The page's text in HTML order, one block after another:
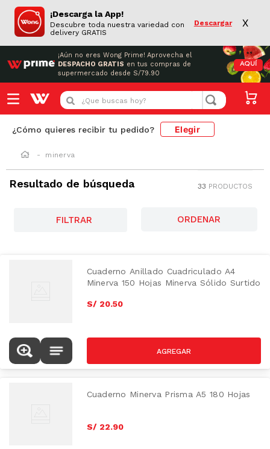
¡Descarga la App!
Descubre toda nuestra variedad con
delivery GRATIS
Descargar X
¡Aún no eres Wong Prime! Aprovecha el
DESPACHO GRATIS en tus compras de
supermercado desde S/79.90
AQUÍ
¿Que buscas hoy?
¿Cómo quieres recibir tu pedido? Elegir
minerva
Resultado de búsqueda 33 PRODUCTOS
FILTRAR
Cuaderno Anillado Cuadriculado A4
Minerva 150 Hojas Minerva Sólido Surtido
S/ 20.50
Cuaderno Minerva Prisma A5 180 Hojas
S/ 22.90